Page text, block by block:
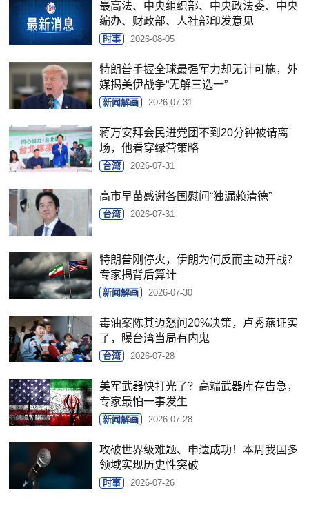
最高法、中央组织部、中央政法委、中央
编办、财政部、人社部印发意见
时事 2026-08-05
特朗普手握全球最强军力却无计可施，外
媒揭美伊战争“无解三选一”
新闻解画 2026-07-31
蒋万安拜会民进党团不到20分钟被请离
场，他看穿绿营策略
台湾 2026-07-31
高市早苗感谢各国慰问“独漏赖清德”
台湾 2026-07-31
特朗普刚停火，伊朗为何反而主动开战？
专家揭背后算计
新闻解画 2026-07-30
毒油案陈其迈怒问20%决策，卢秀燕证实
了，曝台湾当局有内鬼
台湾 2026-07-28
美军武器快打光了？高端武器库存告急，
专家最怕一事发生
新闻解画 2026-07-28
攻破世界级难题、申遗成功！本周我国多
领域实现历史性突破
时事 2026-07-26